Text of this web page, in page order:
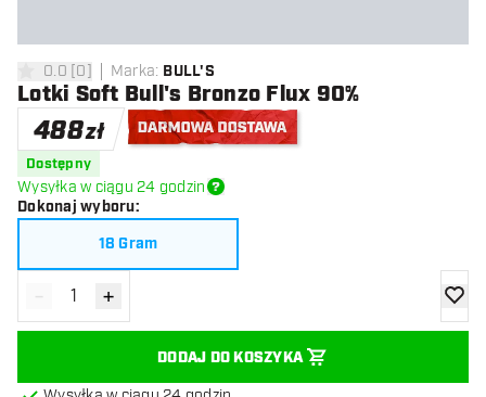
0 gwiazdki oceny
0.0 [0] Marka: BULL'S
Lotki Soft Bull's Bronzo Flux 90%
488zł
Dostępny
Wysyłka w ciągu 24 godzin
Dokonaj wyboru:
18 Gram
Zmniejsz ilość
- Zwiększ ilość
+
DODAJ DO KOSZYKA